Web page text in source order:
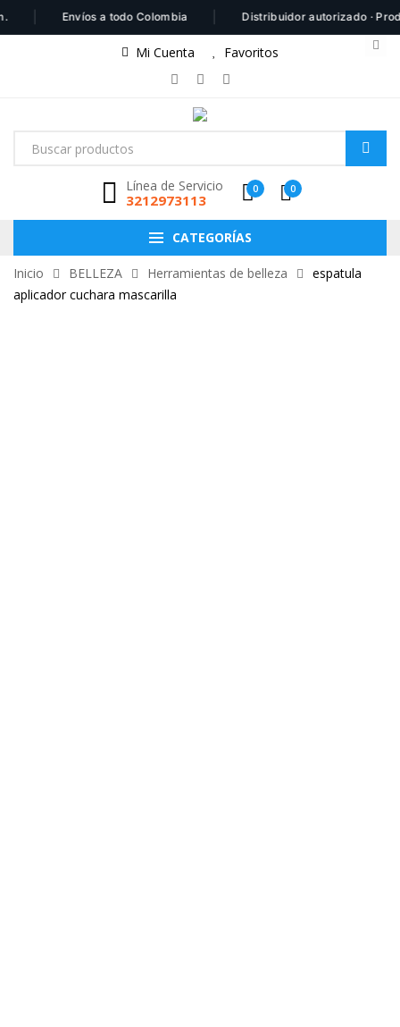
Envíos a todo Colombia Distribuidor autorizado ·
Mi Cuenta Favoritos
Línea de Servicio
3212973113
0 0
CATEGORÍAS
Inicio BELLEZA Herramientas de belleza
espatula
aplicador cuchara mascarilla